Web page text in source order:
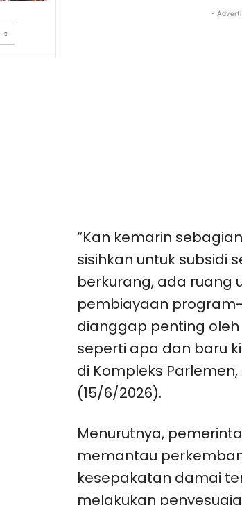
-
“Kan kemarin
sisihkan untuk subsidi
berkurang, ada ruang
pembiayaan
dianggap penting oleh
seperti apa dan baru
di Kompleks
(15/6/2026).
Menurutnya,
memantau
kesepakatan damai
melakukan